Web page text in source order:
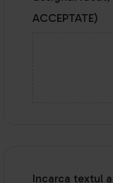
ACCEPTATE)
Incarca textul